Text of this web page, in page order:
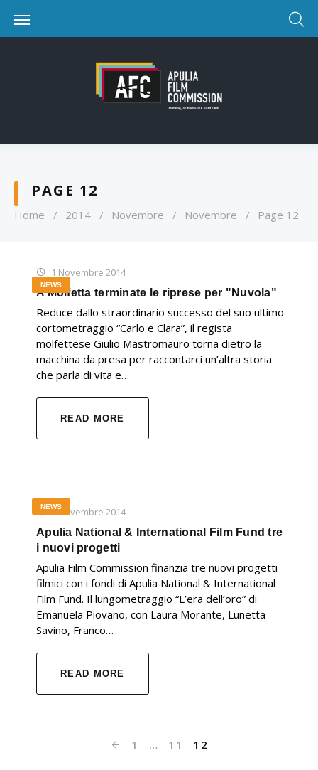
PAGE 12
Home / 2014 / Novembre / Novembre / Page 12
1 Novembre 2014
NEWS
A Molfetta terminate le riprese per "Nuvola"
Reduce dallo straordinario successo del suo ultimo
cortometraggio “Carlo e Clara”, il regista
molfettese Giulio Mastromauro torna dietro la
macchina da presa per raccontarci un’altra storia
che parla di vita e…
READ MORE
1 Novembre 2014
NEWS
Apulia National & International Film Fund tre
i nuovi progetti
Apulia Film Commission finanzia tre nuovi progetti
filmici con i fondi di Apulia National & International
Film Fund. Il lungometraggio “L’era dell’oro” di
Emanuela Piovano, con Laura Morante, Lunetta
Savino, Franco…
READ MORE
1 … 11 12